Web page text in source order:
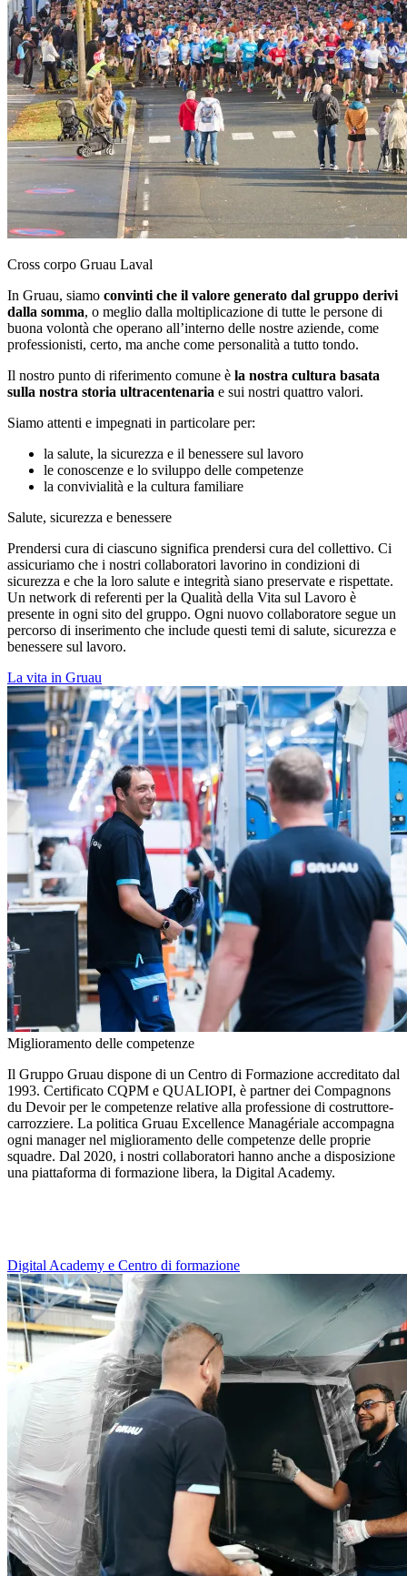
Cross corpo Gruau Laval
In Gruau, siamo convinti che il valore generato dal gruppo derivi
dalla somma, o meglio dalla moltiplicazione di tutte le persone di
buona volontà che operano all’interno delle nostre aziende, come
professionisti, certo, ma anche come personalità a tutto tondo.
Il nostro punto di riferimento comune è la nostra cultura basata
sulla nostra storia ultracentenaria e sui nostri quattro valori.
Siamo attenti e impegnati in particolare per:
la salute, la sicurezza e il benessere sul lavoro
le conoscenze e lo sviluppo delle competenze
la convivialità e la cultura familiare
Salute, sicurezza e benessere
Prendersi cura di ciascuno significa prendersi cura del collettivo. Ci
assicuriamo che i nostri collaboratori lavorino in condizioni di
sicurezza e che la loro salute e integrità siano preservate e rispettate.
Un network di referenti per la Qualità della Vita sul Lavoro è
presente in ogni sito del gruppo. Ogni nuovo collaboratore segue un
percorso di inserimento che include questi temi di salute, sicurezza e
benessere sul lavoro.
La vita in Gruau
Miglioramento delle competenze
Il Gruppo Gruau dispone di un Centro di Formazione accreditato dal
1993. Certificato CQPM e QUALIOPI, è partner dei Compagnons
du Devoir per le competenze relative alla professione di costruttore-
carrozziere. La politica Gruau Excellence Managériale accompagna
ogni manager nel miglioramento delle competenze delle proprie
squadre. Dal 2020, i nostri collaboratori hanno anche a disposizione
una piattaforma di formazione libera, la Digital Academy.
Digital Academy e Centro di formazione